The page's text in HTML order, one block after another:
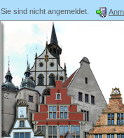
Sie sind nicht angemeldet.